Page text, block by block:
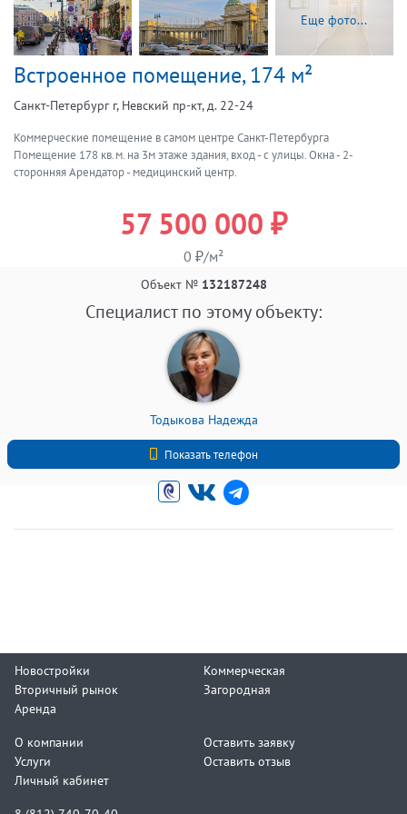
Еще фото...
Встроенное помещение, 174 м²
Санкт-Петербург г, Невский пр-кт, д. 22-24
Коммерческие помещение в самом центре Санкт-Петербурга
Помещение 178 кв.м. на 3м этаже здания, вход - с улицы. Окна - 2-
сторонняя Арендатор - медицинский центр.
57 500 000 ₽
0 ₽/м²
Объект № 132187248
Специалист по этому объекту:
Тодыкова Надежда
Показать телефон
+7 (812) 740-70-40
Новостройки
Вторичный рынок
Аренда
Коммерческая
Загородная
О компании
Услуги
Личный кабинет
Оставить заявку
Оставить отзыв